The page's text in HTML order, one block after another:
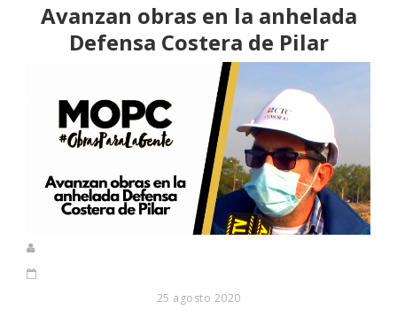
Avanzan obras en la anhelada
Defensa Costera de Pilar
25 agosto 2020